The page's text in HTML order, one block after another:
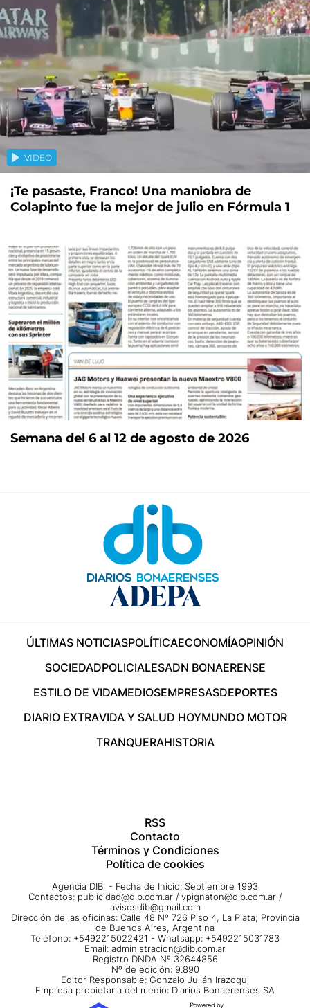
VIDEO
¡Te pasaste, Franco! Una maniobra de
Colapinto fue la mejor de julio en Fórmula 1
Semana del 6 al 12 de agosto de 2026
ÚLTIMAS NOTICIASPOLÍTICAECONOMÍAOPINIÓN
SOCIEDADPOLICIALESADN BONAERENSE
ESTILO DE VIDAMEDIOSEMPRESASDEPORTES
DIARIO EXTRAVIDA Y SALUD HOYMUNDO MOTOR
TRANQUERAHISTORIA
RSS
Contacto
Términos y Condiciones
Política de cookies
Agencia DIB - Fecha de Inicio: Septiembre 1993
Contactos: publicidad@dib.com.ar / vpignaton@dib.com.ar /
avisosdib@gmail.com
Dirección de las oficinas: Calle 48 Nº 726 Piso 4, La Plata; Provincia
de Buenos Aires, Argentina
Teléfono: +5492215022421 - Whatsapp: +5492215031783
Email: administracion@dib.com.ar
Registro DNDA Nº 32644856
Nº de edición: 9.890
Editor Responsable: Gonzalo Julián Irazoqui
Empresa propietaria del medio: Diarios Bonaerenses SA